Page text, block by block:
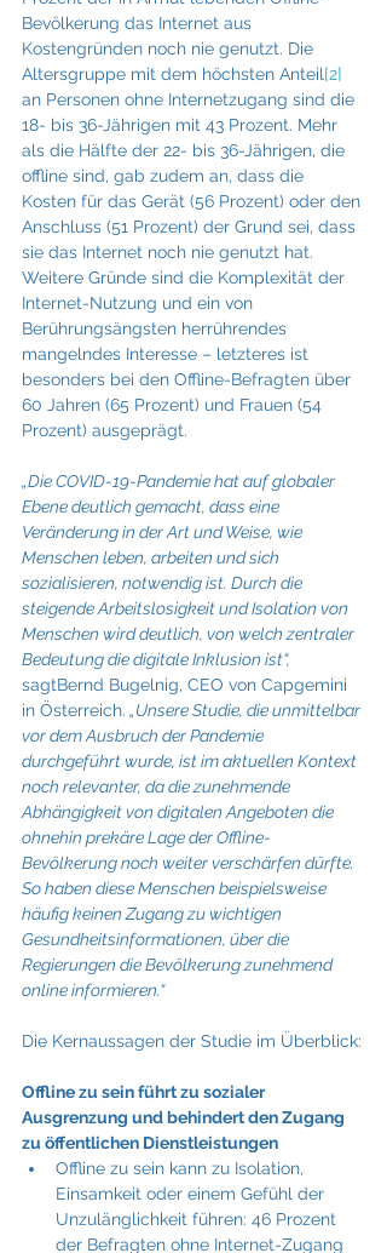
Bevölkerung das Internet aus
Kostengründen noch nie genutzt. Die
Altersgruppe mit dem höchsten Anteil[2]
an Personen ohne Internetzugang sind die
18- bis 36-Jährigen mit 43 Prozent. Mehr
als die Hälfte der 22- bis 36-Jährigen, die
offline sind, gab zudem an, dass die
Kosten für das Gerät (56 Prozent) oder den
Anschluss (51 Prozent) der Grund sei, dass
sie das Internet noch nie genutzt hat.
Weitere Gründe sind die Komplexität der
Internet-Nutzung und ein von
Berührungsängsten herrührendes
mangelndes Interesse – letzteres ist
besonders bei den Offline-Befragten über
60 Jahren (65 Prozent) und Frauen (54
Prozent) ausgeprägt.
„Die COVID-19-Pandemie hat auf globaler
Ebene deutlich gemacht, dass eine
Veränderung in der Art und Weise, wie
Menschen leben, arbeiten und sich
sozialisieren, notwendig ist. Durch die
steigende Arbeitslosigkeit und Isolation von
Menschen wird deutlich, von welch zentraler
Bedeutung die digitale Inklusion ist“,
sagtBernd Bugelnig, CEO von Capgemini
in Österreich. „Unsere Studie, die unmittelbar
vor dem Ausbruch der Pandemie
durchgeführt wurde, ist im aktuellen Kontext
noch relevanter, da die zunehmende
Abhängigkeit von digitalen Angeboten die
ohnehin prekäre Lage der Offline-
Bevölkerung noch weiter verschärfen dürfte.
So haben diese Menschen beispielsweise
häufig keinen Zugang zu wichtigen
Gesundheitsinformationen, über die
Regierungen die Bevölkerung zunehmend
online informieren.“
Die Kernaussagen der Studie im Überblick:
Offline zu sein führt zu sozialer
Ausgrenzung und behindert den Zugang
zu öffentlichen Dienstleistungen
Offline zu sein kann zu Isolation,
Einsamkeit oder einem Gefühl der
Unzulänglichkeit führen: 46 Prozent
der Befragten ohne Internet-Zugang